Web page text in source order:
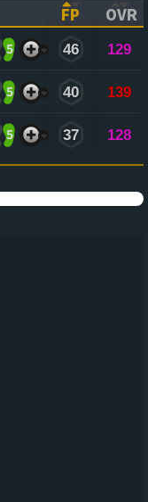
FP
OVR
5 46 129
5 40 139
5 37 128